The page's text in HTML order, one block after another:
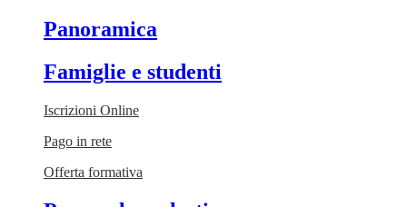
Panoramica
Famiglie e studenti
Iscrizioni Online
Pago in rete
Offerta formativa